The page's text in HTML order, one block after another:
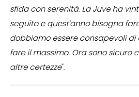
sfida con serenità. La Juve ha
seguito e quest'anno bisogna
dobbiamo essere consapevoli di
fare il massimo. Ora sono sicuro
altre certezze".